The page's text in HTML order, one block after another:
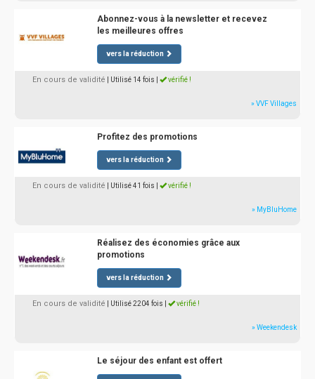
Abonnez-vous à la newsletter et recevez
les meilleures offres
vers la réduction
En cours de validité | Utilisé 14 fois vérifié !
» VVF Villages
Profitez des promotions
vers la réduction
En cours de validité | Utilisé 41 fois vérifié !
» MyBluHome
Réalisez des économies grâce aux
promotions
vers la réduction
En cours de validité | Utilisé 2204 fois vérifié !
» Weekendesk
Le séjour des enfant est offert